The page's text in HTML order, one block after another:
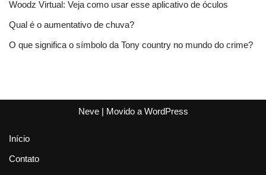
Woodz Virtual: Veja como usar esse aplicativo de óculos
Qual é o aumentativo de chuva?
O que significa o símbolo da Tony country no mundo do crime?
Neve| Movido a WordPress
Início
Contato